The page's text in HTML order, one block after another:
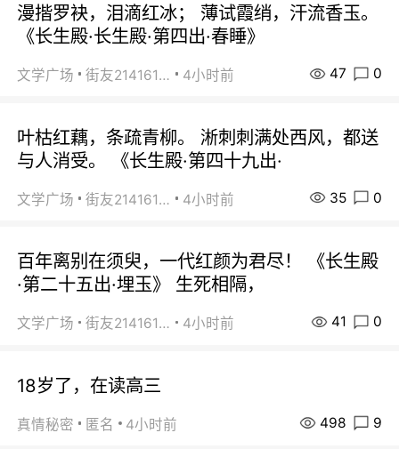
漫揩罗袂，泪滴红冰； 薄试霞绡，汗流香玉。
《长生殿·长生殿·第四出·春睡》
文学广场 街友21416156 4小时前 47 0
叶枯红藕，条疏青柳。 淅刺刺满处西风，都送
与人消受。 《长生殿·第四十九出·
文学广场 街友21416156 4小时前 35 0
百年离别在须臾，一代红颜为君尽！ 《长生殿
·第二十五出·埋玉》 生死相隔，
文学广场 街友21416156 4小时前 41 0
18岁了，在读高三
真情秘密 匿名 4小时前 498 9